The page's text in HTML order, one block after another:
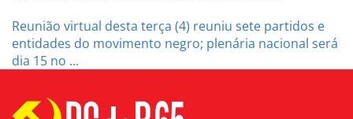
Reunião virtual desta terça (4) reuniu sete partidos e
entidades do movimento negro; plenária nacional será
dia 15 no ...